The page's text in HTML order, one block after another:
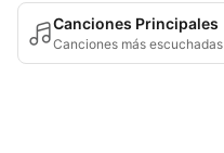
Canciones Principales
Canciones más escuchadas